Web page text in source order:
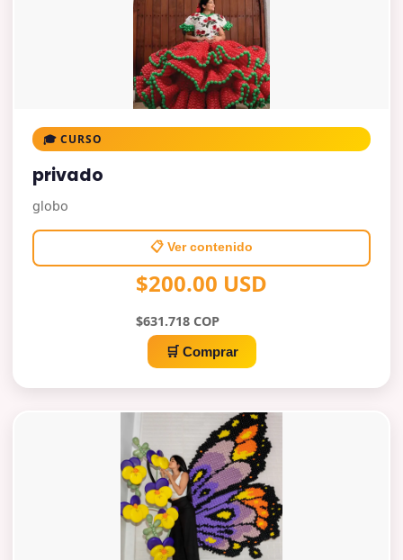
🎓 CURSO
privado
globo
📋 Ver contenido
$200.00 USD
$631.718 COP
🛒 Comprar